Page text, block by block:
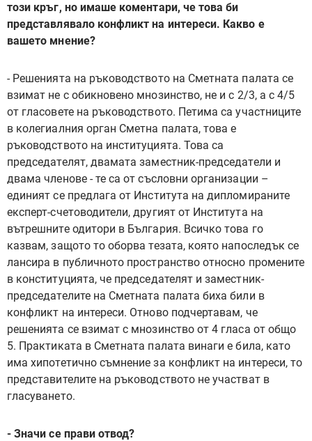
този кръг, но имаше коментари, че това би
представлявало конфликт на интереси. Какво е
вашето мнение?
- Решенията на ръководството на Сметната палата се
взимат не с обикновено мнозинство, не и с 2/3, а с 4/5
от гласовете на ръководството. Петима са участниците
в колегиалния орган Сметна палата, това е
ръководството на институцията. Това са
председателят, двамата заместник-председатели и
двама членове - те са от съсловни организации –
единият се предлага от Института на дипломираните
експерт-счетоводители, другият от Института на
вътрешните одитори в България. Всичко това го
казвам, защото то оборва тезата, която напоследък се
лансира в публичното пространство относно промените
в конституцията, че председателят и заместник-
председателите на Сметната палата биха били в
конфликт на интереси. Отново подчертавам, че
решенията се взимат с мнозинство от 4 гласа от общо
5. Практиката в Сметната палата винаги е била, като
има хипотетично съмнение за конфликт на интереси, то
представителите на ръководството не участват в
гласуването.
- Значи се прави отвод?